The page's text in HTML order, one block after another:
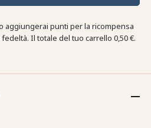
aggiungerai punti per la ricompensa
Il totale del tuo carrello 0,50 €.